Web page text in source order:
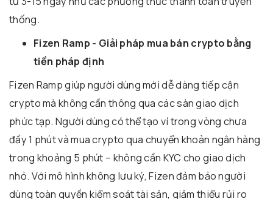
thống.
Fizen Ramp - Giải pháp mua bán crypto bằng
tiền pháp định
Fizen Ramp giúp người dùng mới dễ dàng tiếp cận
crypto mà không cần thông qua các sàn giao dịch
phức tạp. Người dùng có thể tạo ví trong vòng chưa
đầy 1 phút và mua crypto qua chuyển khoản ngân hàng
trong khoảng 5 phút – không cần KYC cho giao dịch
nhỏ. Với mô hình không lưu ký, Fizen đảm bảo người
dùng toàn quyền kiểm soát tài sản, giảm thiểu rủi ro